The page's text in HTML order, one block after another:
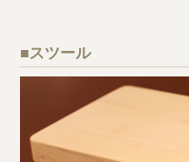
■スツール